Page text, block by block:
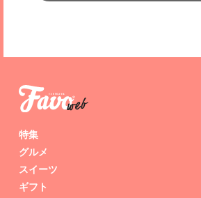
特集
グルメ
スイーツ
ギフト